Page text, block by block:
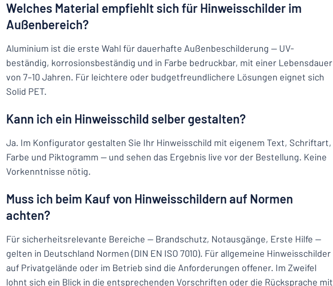
Welches Material empfiehlt sich für Hinweisschilder im
Außenbereich?
Aluminium ist die erste Wahl für dauerhafte Außenbeschilderung — UV-
beständig, korrosionsbeständig und in Farbe bedruckbar, mit einer Lebensdauer
von 7–10 Jahren. Für leichtere oder budgetfreundlichere Lösungen eignet sich
Solid PET.
Kann ich ein Hinweisschild selber gestalten?
Ja. Im Konfigurator gestalten Sie Ihr Hinweisschild mit eigenem Text, Schriftart,
Farbe und Piktogramm — und sehen das Ergebnis live vor der Bestellung. Keine
Vorkenntnisse nötig.
Muss ich beim Kauf von Hinweisschildern auf Normen
achten?
Für sicherheitsrelevante Bereiche — Brandschutz, Notausgänge, Erste Hilfe —
gelten in Deutschland Normen (DIN EN ISO 7010). Für allgemeine Hinweisschilder
auf Privatgelände oder im Betrieb sind die Anforderungen offener. Im Zweifel
lohnt sich ein Blick in die entsprechenden Vorschriften oder die Rücksprache mit